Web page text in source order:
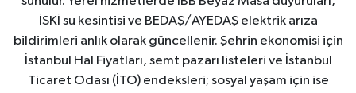
İSKİ su kesintisi ve BEDAŞ/AYEDAŞ elektrik arıza
bildirimleri anlık olarak güncellenir. Şehrin ekonomisi için
İstanbul Hal Fiyatları, semt pazarı listeleri ve İstanbul
Ticaret Odası (İTO) endeksleri; sosyal yaşam için ise